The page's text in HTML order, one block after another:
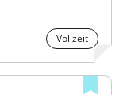
Vollzeit